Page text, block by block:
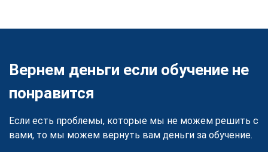
Вернем деньги если обучение не
понравится
Если есть проблемы, которые мы не можем решить с
вами, то мы можем вернуть вам деньги за обучение.